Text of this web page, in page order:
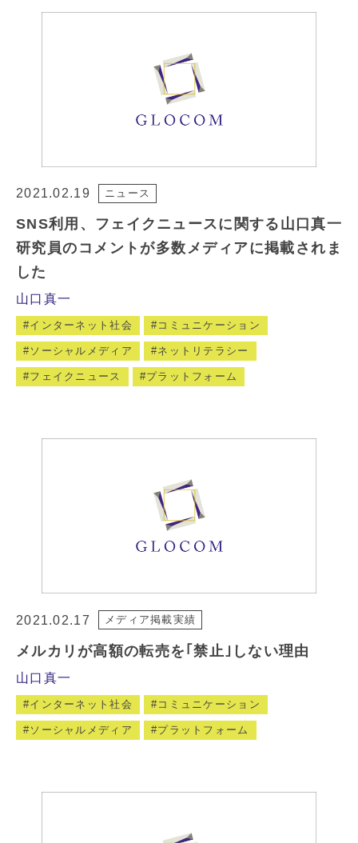
2021.02.19 ニュース
SNS利用、フェイクニュースに関する山口真一
研究員のコメントが多数メディアに掲載されま
した
山口真一
インターネット社会 コミュニケーション
ソーシャルメディア ネットリテラシー
フェイクニュース プラットフォーム
2021.02.17 メディア掲載実績
メルカリが高額の転売を｢禁止｣しない理由
山口真一
インターネット社会 コミュニケーション
ソーシャルメディア プラットフォーム